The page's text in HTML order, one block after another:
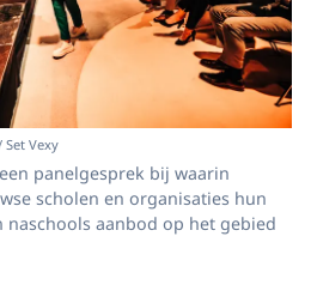
Vexy
panelgesprek bij waarin
scholen en organisaties hun
aanbod op het gebied